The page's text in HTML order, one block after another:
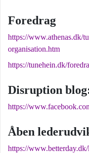
Foredrag
https://www.athenas.dk/
organisation.htm
https://tunehein.dk/
Disruption
https://
Åben
https://